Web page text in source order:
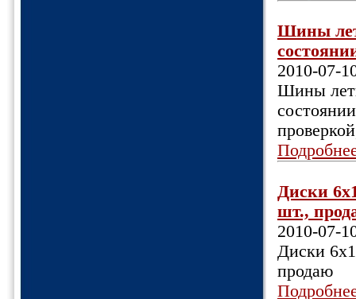
Шины
2010-07-
Шины
Диски
шт.,
2010-07-
Диски
продаю